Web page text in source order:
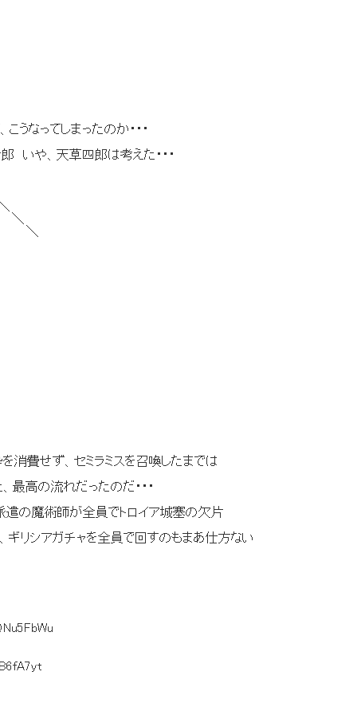
たのか・・・
郎は考えた・・・
ず、セミラミスを召喚したまでは
れだったのだ・・・
が全員でトロイア城塞の欠片
を全員で回すのもまあ仕方ない